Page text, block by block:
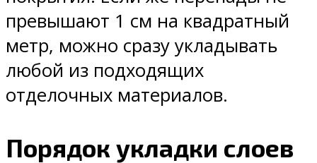
превышают 1 см на квадратный
метр, можно сразу укладывать
любой из подходящих
отделочных материалов.
Порядок укладки слоев